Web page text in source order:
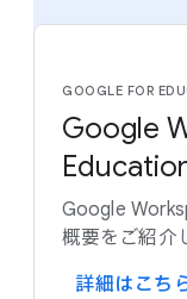
GOOGLE FOR
Google
Google
概要を​ご紹介
詳細は​こち